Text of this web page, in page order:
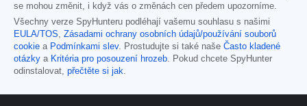
se mohou změnit, i když vás o změnách cen předem upozorníme.
Všechny verze SpyHunteru podléhají vašemu souhlasu s našimi
EULA/TOS, Zásadami ochrany osobních údajů/používání souborů
cookie a Podmínkami slev. Prostudujte si také naše Často kladené
otázky a Kritéria pro posouzení hrozeb. Pokud chcete SpyHunter
odinstalovat, přečtěte si jak.